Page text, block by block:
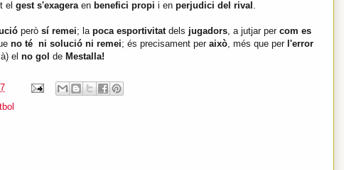
el gest s'exagera en benefici propi i en perjudici del rival
però sí remei; la poca esportivitat dels jugadors , a jutjar per com es
no té ni solució ni remei; és precisament per això , més que per l'error
el no gol de Mestalla!